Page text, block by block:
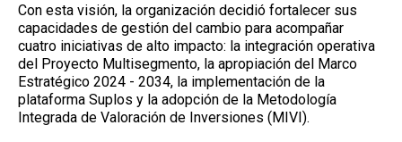
Con esta visión, la organización decidió fortalecer sus
capacidades de gestión del cambio para acompañar
cuatro iniciativas de alto impacto: la integración operativa
del Proyecto Multisegmento, la apropiación del Marco
Estratégico 2024 - 2034, la implementación de la
plataforma Suplos y la adopción de la Metodología
Integrada de Valoración de Inversiones (MIVI).